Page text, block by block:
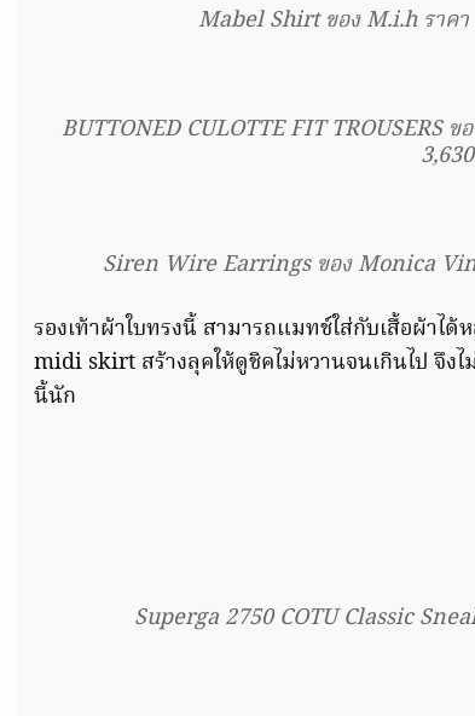
Mabel Shirt ของ M.i.h ราค
BUTTONED CULOTTE FIT TROUSERS
Siren Wire Earrings ของ Monica
รองเท้าผ้าใบทรงนี้ สามารถแมทช์ใส่กับเสื้อผ้าไ
midi skirt สร้างลุคให้ดูชิคไม่หวานจนเกินไป จึง
นี้นัก
Superga 2750 COTU Classic